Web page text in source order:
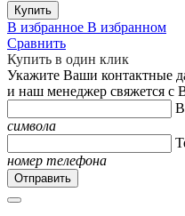
Купить
В избранное В избранном
Сравнить
Купить в один клик
Укажите Ваши контактные
и наш менеджер свяжется с
символа
номер телефона